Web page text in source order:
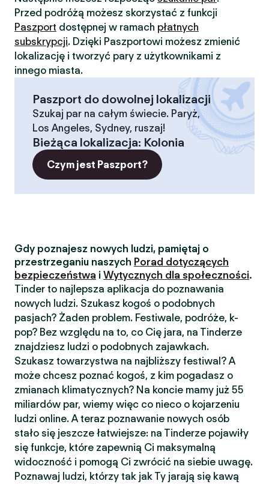
Przed podróżą możesz skorzystać z funkcji
Paszport dostępnej w ramach płatnych
subskrypcji. Dzięki Paszportowi możesz zmienić
lokalizację i tworzyć pary z użytkownikami z
innego miasta.
Paszport do dowolnej lokalizacji
Szukaj par na całym świecie. Paryż,
Los Angeles, Sydney, ruszaj!
Bieżąca lokalizacja: Kolonia
Czym jest Paszport?
Gdy poznajesz nowych ludzi, pamiętaj o
przestrzeganiu naszych Porad dotyczących
bezpieczeństwa i Wytycznych dla społeczności.
Tinder to najlepsza aplikacja do poznawania
nowych ludzi. Szukasz kogoś o podobnych
pasjach? Żaden problem. Festiwale, podróże, k-
pop? Bez względu na to, co Cię jara, na Tinderze
znajdziesz ludzi o podobnych zajawkach.
Szukasz towarzystwa na najbliższy festiwal? A
może chcesz poznać kogoś, z kim pogadasz o
zmianach klimatycznych? Na koncie mamy już 55
miliardów par, wiemy więc co nieco o kojarzeniu
ludzi online. A teraz poznawanie nowych osób
stało się jeszcze łatwiejsze: na Tinderze pojawiły
się funkcje, które zapewnią Ci maksymalną
widoczność i pomogą Ci zwrócić na siebie uwagę.
Poznawaj ludzi, którzy tak jak Ty jarają się kawą